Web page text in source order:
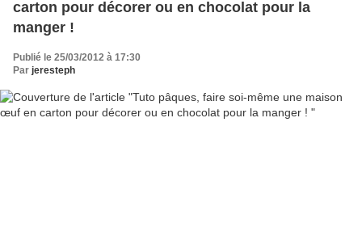
carton pour décorer ou en chocolat pour la
manger !
Publié le 25/03/2012 à 17:30
Par jeresteph